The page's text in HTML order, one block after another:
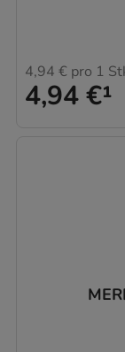
4,94 €¹
4,94 € pro 1